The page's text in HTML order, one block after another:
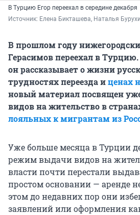
В Турцию Егор переехал в середине декабря
Источник: Елена Бикташева, Наталья
В прошлом году
Герасимов переехал в
он рассказывает о жизни
трудностях переезда иценах
новый материал посвящен
видов на жительство в
лояльных к мигрантам из
Уже больше месяца в Турции
режим выдачи видов на
власти почти перестали
простом основании — аренде
этом до недавних пор они
заявлений или оформления